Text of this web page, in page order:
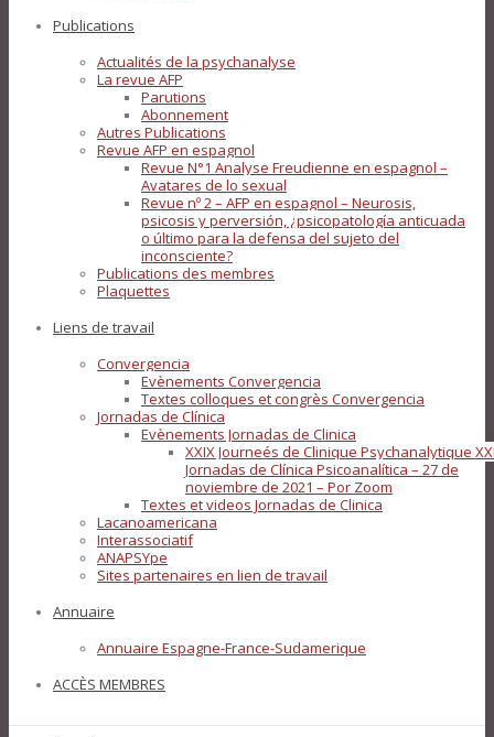
Publications
Actualités de la psychanalyse
La revue AFP
Parutions
Abonnement
Autres Publications
Revue AFP en espagnol
Revue N°1 Analyse Freudienne en espagnol –
Avatares de lo sexual
Revue nº 2 – AFP en espagnol – Neurosis,
psicosis y perversión, ¿psicopatología anticuada
o último para la defensa del sujeto del
inconsciente?
Publications des membres
Plaquettes
Liens de travail
Convergencia
Evènements Convergencia
Textes colloques et congrès Convergencia
Jornadas de Clínica
Evènements Jornadas de Clinica
XXIX Journeés de Clinique Psychanalytique
Jornadas de Clínica Psicoanalítica – 27 de
noviembre de 2021 – Por Zoom
Textes et videos Jornadas de Clinica
Lacanoamericana
Interassociatif
ANAPSYpe
Sites partenaires en lien de travail
Annuaire
Annuaire Espagne-France-Sudamerique
ACCÈS MEMBRES